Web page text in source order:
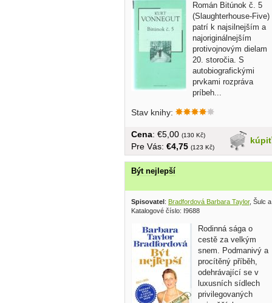
Román Bitúnok č. 5
(Slaughterhouse-Five)
patrí k najsilnejším a
najoriginálnejším
protivojnovým dielam
20. storočia. S
autobiografickými
prvkami rozpráva
príbeh...
Stav knihy:
kúpiť
Cena: €5,00 (130 Kč)
Pre Vás: €4,75 (123 Kč)
Být nejlepší
Spisovatel : Bradfordová Barbara Taylor, Šulc
Katalogové číslo: I9688
Rodinná sága o
cestě za velkým
snem. Podmanivý a
procítěný příběh,
odehrávající se v
luxusních sídlech
privilegovaných